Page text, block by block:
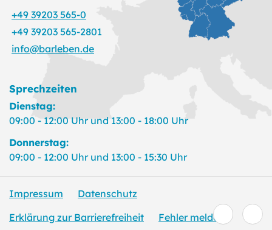
+49 39203 565-0
+49 39203 565-2801
info@barleben.de
Sprechzeiten
Dienstag:
09:00 - 12:00 Uhr und 13:00 - 18:00 Uhr
Donnerstag:
09:00 - 12:00 Uhr und 13:00 - 15:30 Uhr
Impressum
Datenschutz
Erklärung zur Barrierefreiheit
Fehler melden